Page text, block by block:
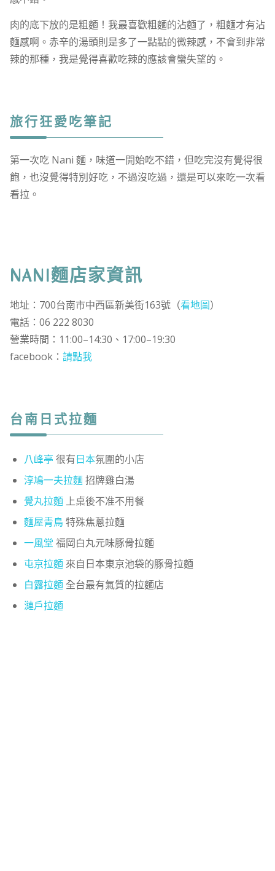
肉的底下放的是粗麵！我最喜歡粗麵的沾麵了，粗麵才有沾
麵感啊。赤辛的湯頭則是多了一點點的微辣感，不會到非常
辣的那種，我是覺得喜歡吃辣的應該會蠻失望的。
旅行狂愛吃筆記
第一次吃 Nani 麵，味道一開始吃不錯，但吃完沒有覺得很
飽，也沒覺得特別好吃，不過沒吃過，還是可以來吃一次看
看拉。
NANI麵店家資訊
地址：700台南市中西區新美街163號（看地圖）
電話：06 222 8030
營業時間：11:00–14:30、17:00–19:30
facebook： 請點我
台南日式拉麵
八峰亭 很有日本氛圍的小店
淳鳩一夫拉麵招牌雞白湯
覺丸拉麵上桌後不准不用餐
麵屋青鳥特殊焦蔥拉麵
一風堂 福岡白丸元味豚骨拉麵
屯京拉麵來自日本東京池袋的豚骨拉麵
白露拉麵全台最有氣質的拉麵店
漣戶拉麵